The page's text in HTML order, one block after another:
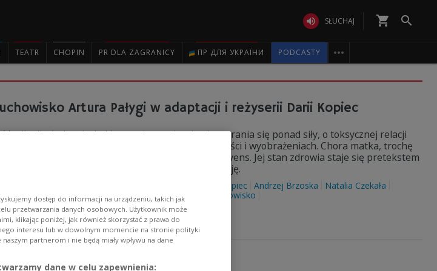
 SŁUCHAJ shopping_cart 
TEATR CHOPIN PR DLA ZAGRANICY ПР ДЛЯ УКРАЇНИ PODCASTY 
Artura Pałygi w adaptacji i reżyserii Darii Kopiec
o iluzji, złudzeniach, kłamstwie, mechanizmie starania się ponad siły, o toksycznej relacji
siostrzeństwie, zazdrości, poczuciu niższości i wyobrażeniach. Chora matka, trochę
swoich emocji jest jak antyczna figura, spiritus movens. Jej stan zdrowia staje się pretekstem
śmierć wnosi uzdrawiającą żywotność w ich relację.
Daria Kopiec Andrzej Brzoska
Natalia Czekała
Borek Beata Niedziela Joanna Sokołowska słuchowisko
na "Scenie teatralnej Trójki"
dostęp do informacji na urządzeniu, takich jak
przetwarzania danych osobowych. Użytkownik może
klikając poniżej, jak również skorzystać z prawa do
interesu lub w dowolnym momencie na stronie polityki
partnerom i nie będą miały wpływu na dane
dane w celu zapewnienia: